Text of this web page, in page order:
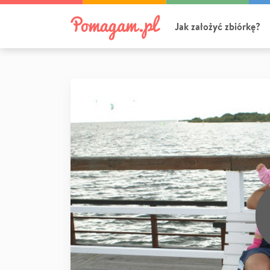
Jak założyć zbiórkę?